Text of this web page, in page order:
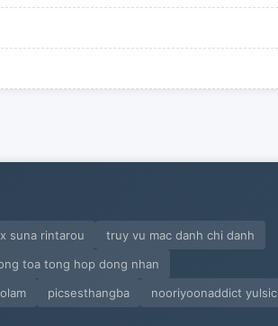
suna rintarou
truy vu mac danh chi danh
toa tong hop dong nhan
picsesthangba
nooriyoonaddict yulsic